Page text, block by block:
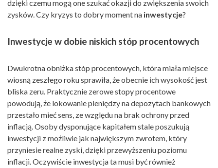
dzięki czemu mogą one szukać okazji do zwiększenia swoich
zysków. Czy kryzys to dobry moment na inwestycje?
Inwestycje w dobie niskich stóp procentowych
Dwukrotna obniżka stóp procentowych, która miała miejsce
wiosną zeszłego roku sprawiła, że obecnie ich wysokość jest
bliska zeru. Praktycznie zerowe stopy procentowe
powodują, że lokowanie pieniędzy na depozytach bankowych
przestało mieć sens, ze względu na brak ochrony przed
inflacją. Osoby dysponujące kapitałem stale poszukują
inwestycji z możliwie jak największym zwrotem, który
przyniesie realne zyski, dzięki przewyższeniu poziomu
inflacji. Oczywiście inwestycja ta musi być również